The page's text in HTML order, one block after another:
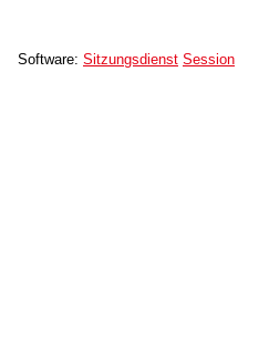
Software: Sitzungsdienst Session